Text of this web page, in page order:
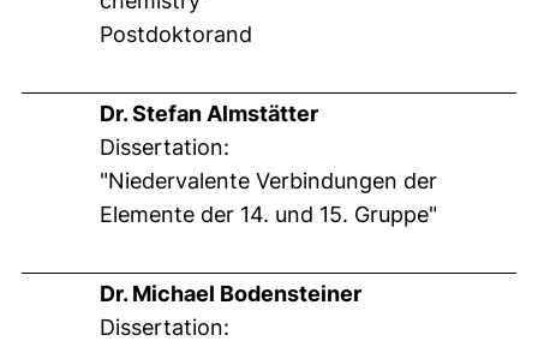
Postdoktorand
Dr. Stefan Almstätter
Dissertation:
"Niedervalente Verbindungen der
Elemente der 14. und 15. Gruppe"
Dr. Michael Bodensteiner
Dissertation: